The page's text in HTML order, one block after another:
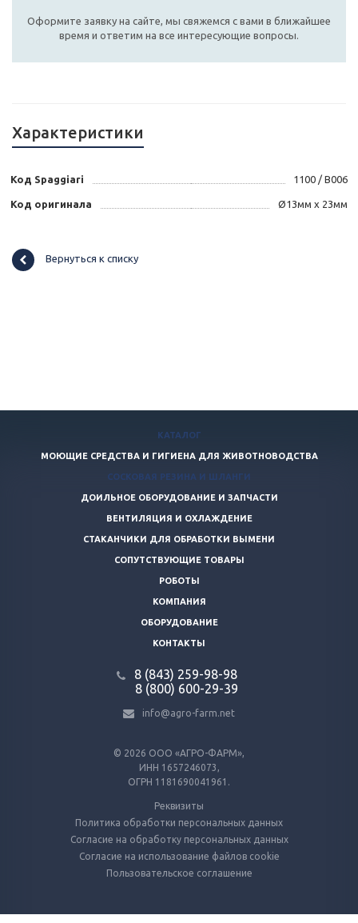
Оформите заявку на сайте, мы свяжемся с вами в ближайшее
время и ответим на все интересующие вопросы.
Характеристики
Код Spaggiari 1100 / B006
Код оригинала Ø13мм x 23мм
Вернуться к списку
© 2026 ООО «АГРО-ФАРМ»,
ИНН 1657246073,
ОГРН 1181690041961.
Реквизиты
Политика обработки персональных данных
Согласие на обработку персональных данных
Согласие на использование файлов cookie
Пользовательское соглашение
КАТАЛОГ
МОЮЩИЕ СРЕДСТВА И ГИГИЕНА ДЛЯ ЖИВОТНОВОДСТВА
СОСКОВАЯ РЕЗИНА И ШЛАНГИ
ДОИЛЬНОЕ ОБОРУДОВАНИЕ И ЗАПЧАСТИ
ВЕНТИЛЯЦИЯ И ОХЛАЖДЕНИЕ
СТАКАНЧИКИ ДЛЯ ОБРАБОТКИ ВЫМЕНИ
СОПУТСТВУЮЩИЕ ТОВАРЫ
РОБОТЫ
КОМПАНИЯ
ОБОРУДОВАНИЕ
КОНТАКТЫ
8 (843) 259-98-98
8 (800) 600-29-39
info@agro-farm.net